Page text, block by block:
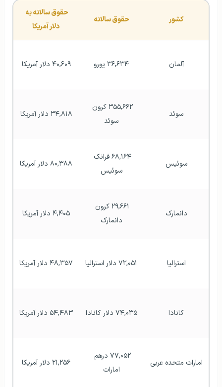
کشور حقوق سالانه
دلار آمریکا
آلمان ۳۶,۶۳۴ یورو ۴۰,۶۰۹ دلار آمریکا
سوئد
سوئد
۳۴,۸۱۸ دلار آمریکا
سوئیس
سوئیس
۸۰,۳۸۸ دلار آمریکا
دانمارک
دانمارک
۴,۴۰۵ دلار آمریکا
استرالیا ۷۲,۰۵۱ دلار استرالیا ۴۸,۳۵۷ دلار آمریکا
کانادا ۷۴,۰۳۵ دلار کانادا ۵۴,۴۸۳ دلار آمریکا
امارات متحده عربی
امارات
۲۱,۲۵۶ دلار آمریکا